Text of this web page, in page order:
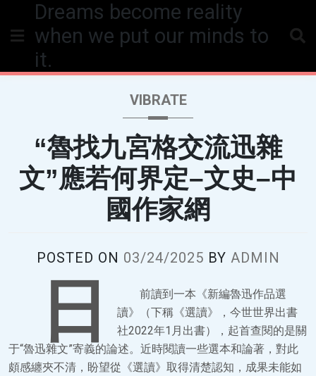
content
Dreams become reality
when we put our minds to
it.
VIBRATE
“魯找九宮格交流迅雜
文”應若何界定–文史–中
國作家網
POSTED ON 03/24/2025 BY ADMIN
日
前讀到一本《新編魯迅作品選
讀》（下稱《選讀》，今世世界出書
社2022年1月出書），起首查閱的是關
于“魯迅雜文”寄義的論述。近時閱讀一些選本和論著，對此
頗感纏夾不清，盼望從《選讀》取得清楚認知，成果未能如